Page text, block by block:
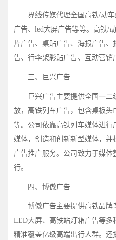
界线传媒代理全国高铁/动
广告、led大屏广告等等。高铁/
片广告、桌贴广告、海报广告
告、行李架彩贴广告、互动营销
三、巨兴广告
巨兴广告主要提供全国一
放，高铁列车广告，包含桌板
等。公司依靠高铁列车媒体进
媒体，创造和创新新型媒体，
广告推广服务。公司致力于媒
行。
四、博傲广告
博傲广告主要提供高铁品
LED大屏、高铁站灯箱广告等多
精准覆盖亿级高端出行人群。